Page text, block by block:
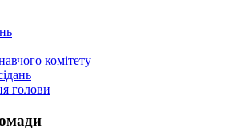
комітету
голови